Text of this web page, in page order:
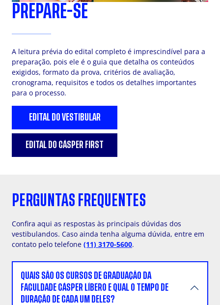
PREPARE-SE
A leitura prévia do edital completo é imprescindível para a
preparação, pois ele é o guia que detalha os conteúdos
exigidos, formato da prova, critérios de avaliação,
cronograma, requisitos e todos os detalhes importantes
para o processo.
EDITAL DO VESTIBULAR
EDITAL DO CÁSPER FIRST
PERGUNTAS FREQUENTES
Confira aqui as respostas às principais dúvidas dos
vestibulandos. Caso ainda tenha alguma dúvida, entre em
contato pelo telefone (11) 3170-5600.
QUAIS SÃO OS CURSOS DE GRADUAÇÃO DA
FACULDADE CÁSPER LÍBERO E QUAL O TEMPO DE
DURAÇÃO DE CADA UM DELES?